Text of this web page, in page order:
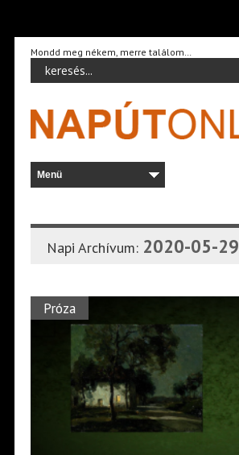
Mondd meg nékem, merre találom…
Napi Archívum: 2020-05-29
Próza